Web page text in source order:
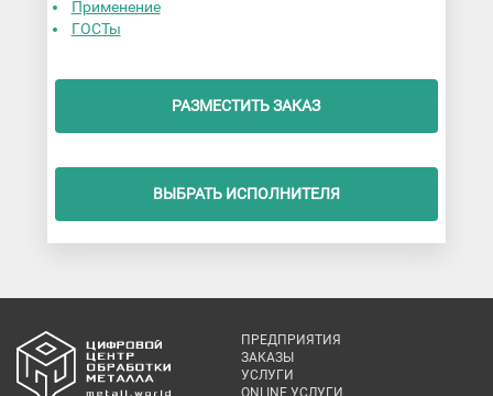
Применение
ГОСТы
РАЗМЕСТИТЬ ЗАКАЗ
ВЫБРАТЬ ИСПОЛНИТЕЛЯ
ПРЕДПРИЯТИЯ
ЗАКАЗЫ
УСЛУГИ
ONLINE УСЛУГИ